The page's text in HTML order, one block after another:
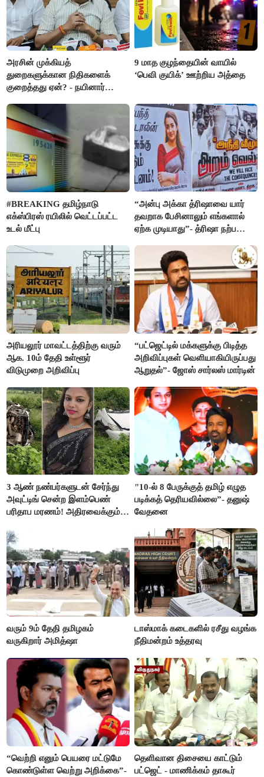
அரசின் முக்கியத்
துறைகளுக்கான நிதிகளைக்
குறைத்தது ஏன்? - நயினார்
9 மாத குழந்தையின் வாயில்
‘பெவி குயிக்’ ஊற்றிய அத்தை
#BREAKING தமிழ்நாடு
எக்ஸ்பிரஸ் ரயிலில் வெட்டப்பட்ட
உடல் மீட்பு
“அன்பு அக்கா த்ரிஷாவை யார்
தவறாக பேசினாலும் எங்களால்
ஏற்க முடியாது”- த்ரிஷா நற்பணி
அரியலூர் மாவட்டத்திற்கு வரும்
ஆக. 10ம் தேதி உள்ளூர்
விடுமுறை அறிவிப்பு
“பட்ஜெட்டில் மக்களுக்கு பிடித்த
அறிவிப்புகள் வெளியாகியிருப்பது
ஆறுதல்”- ஜோஸ் சார்லஸ் மார்டின்
3 ஆண் நண்பர்களுடன் சேர்ந்து
அவுட்டிங் சென்ற இளம்பெண்
பரிதாப மரணம்! அதிரவைக்கும்
"10-ல் 8 பேருக்குத் தமிழ் எழுத
படிக்கத் தெரியவில்லை”- தனுஷ்
வேதனை
வரும் 9ம் தேதி தமிழகம்
வருகிறார் அமித்ஷா
டாஸ்மாக் கடைகளில் ரசீது வழங்க
நீதிமன்றம் உத்தரவு
“வெற்றி எனும் பெயரை மட்டுமே
கொண்டுள்ள வெற்று அறிக்கை”-
தெளிவான திசையை காட்டும்
பட்ஜெட் - மாணிக்கம் தாகூர்